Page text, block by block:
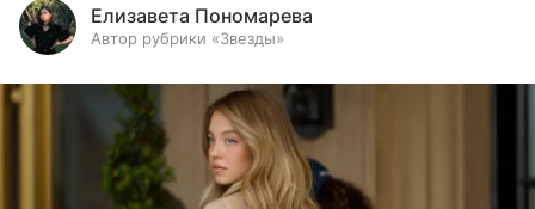
Елизавета Пономарева
Автор рубрики «Звезды»